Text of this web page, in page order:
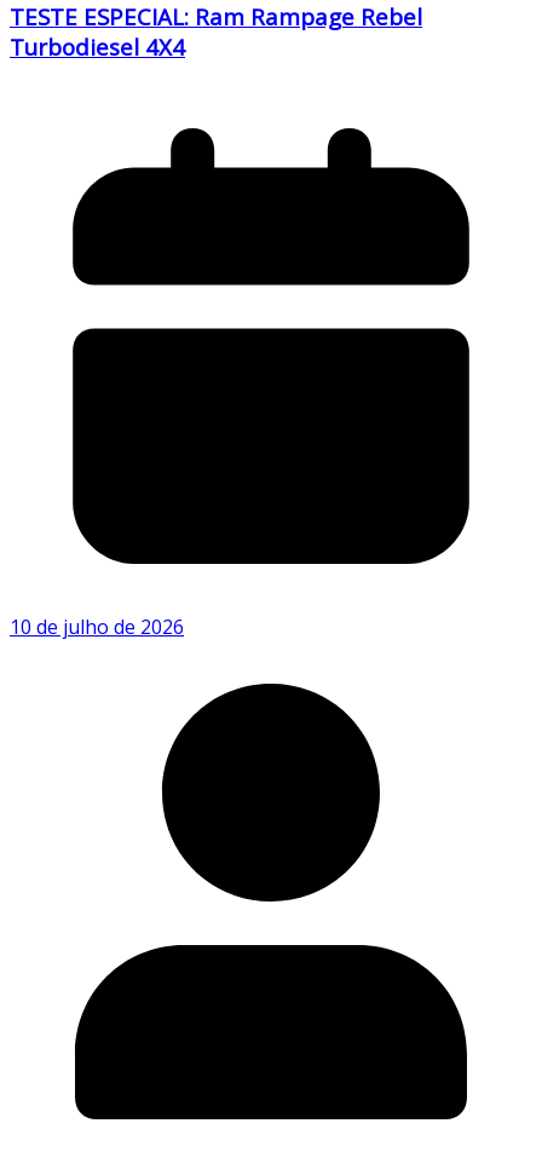
TESTE ESPECIAL: Ram Rampage Rebel
Turbodiesel 4X4
10 de julho de 2026